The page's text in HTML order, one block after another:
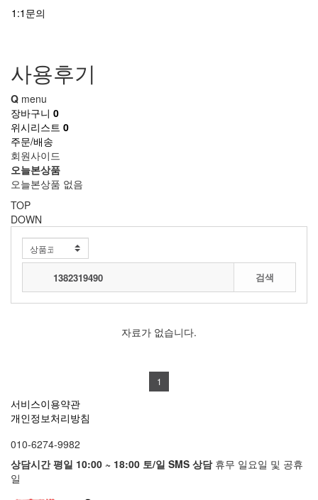
1:1문의
사용후기
Q menu
장바구니 0
위시리스트 0
주문/배송
회원사이드
오늘본상품
오늘본상품 없음
TOP
DOWN
검색
자료가 없습니다.
1
서비스이용약관
개인정보처리방침
010-6274-9982
상담시간 평일 10:00 ~ 18:00 토/일 SMS 상담 휴무 일요일 및 공휴
일